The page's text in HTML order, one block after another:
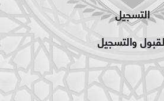
التسجيل
والتسجيل